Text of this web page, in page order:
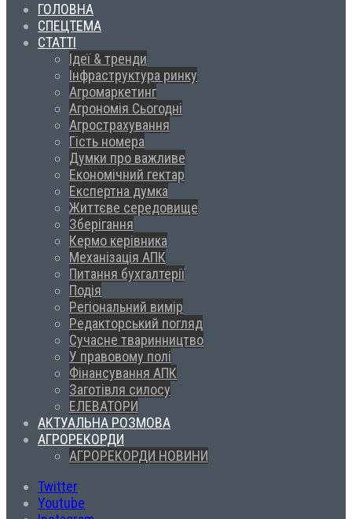
ГОЛОВНА
СПЕЦТЕМА
СТАТТІ
Ідеї & тренди
Інфраструктура ринку
Агромаркетинг
Агрономія Сьогодні
Агрострахування
Гість номера
Думки про важливе
Економічний гектар
Експертна думка
Життєве середовище
Зберігання
Кермо керівника
Механізація АПК
Питання бухгалтерії
Подія
Регіональний вимір
Редакторський погляд
Сучасне тваринництво
У правовому полі
Фінансування АПК
Заготівля силосу
ЕЛЕВАТОРИ
АКТУАЛЬНА РОЗМОВА
АГРОРЕКОРДИ
АГРОРЕКОРДИ НОВИНИ
Twitter
Youtube